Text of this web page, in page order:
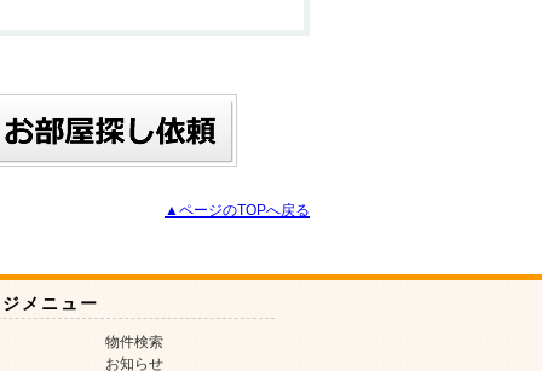
▲ページのTOPへ戻る
メニュー
物件検索
お知らせ